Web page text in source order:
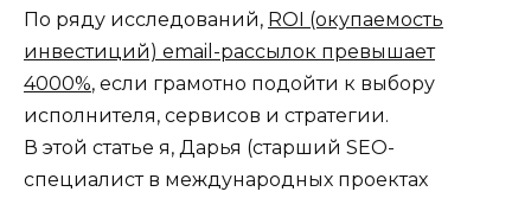
По ряду исследований, ROI (окупаемость
инвестиций) email-рассылок превышает
4000%, если грамотно подойти к выбору
исполнителя, сервисов и стратегии.
В этой статье я, Дарья (старший SEO-
специалист в международных проектах